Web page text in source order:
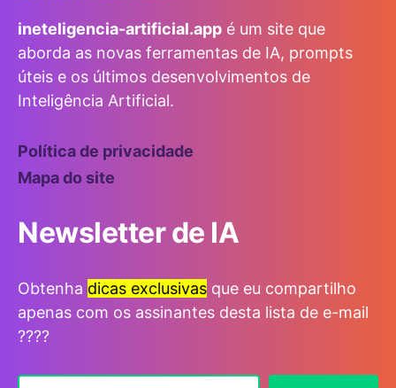
ineteligencia-artificial.app é um site que
aborda as novas ferramentas de IA, prompts
úteis e os últimos desenvolvimentos de
Inteligência Artificial.
Política de privacidade
Mapa do site
Newsletter de IA
Obtenha dicas exclusivas que eu compartilho
apenas com os assinantes desta lista de e-mail
????
Digite seu e-mail…